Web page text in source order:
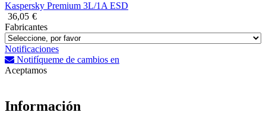
Kaspersky Premium 3L/1A ESD
36,05 €
Fabricantes
Notificaciones
Notifíqueme de cambios en
Aceptamos
Información